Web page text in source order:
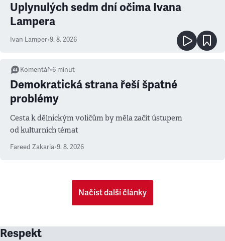
Uplynulých sedm dní očima Ivana
Lampera
Ivan Lamper•9. 8. 2026
Komentář•6 minut
Demokratická strana řeší špatné
problémy
Cesta k dělnickým voličům by měla začít ústupem
od kulturních témat
Fareed Zakaria•9. 8. 2026
Načíst další články
Respekt